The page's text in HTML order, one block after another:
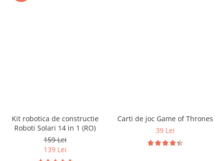
Vezi toate jocurile de societate
Kit robotica de constructie
Roboti Solari 14 in 1 (RO)
159 Lei
139 Lei
Carti de joc Game of Thrones
39 Lei